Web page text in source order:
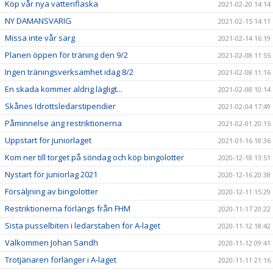
Köp vår nya vattenflaska 2021-02-20 14:14
NY DAMANSVARIG 2021-02-15 14:11
Missa inte vår sarg 2021-02-14 16:19
Planen öppen för träning den 9/2 2021-02-08 11:55
Ingen träningsverksamhet idag 8/2 2021-02-08 11:16
En skada kommer aldrig lägligt... 2021-02-08 10:14
Skånes Idrottsledarstipendier 2021-02-04 17:49
Påminnelse ang restriktionerna 2021-02-01 20:15
Uppstart för juniorlaget 2021-01-16 18:36
Kom ner till torget på söndag och köp bingolotter 2020-12-18 13:51
Nystart för juniorlag 2021 2020-12-16 20:38
Försäljning av bingolotter 2020-12-11 15:29
Restriktionerna förlängs från FHM 2020-11-17 20:22
Sista pusselbiten i ledarstaben för A-laget 2020-11-12 18:42
Välkommen Johan Sandh 2020-11-12 09:41
Trotjänaren förlänger i A-laget 2020-11-11 21:16